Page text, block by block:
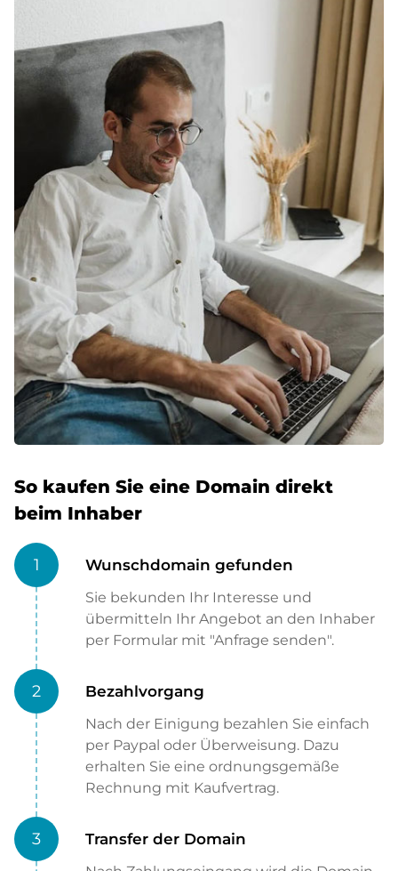
So kaufen Sie eine Domain direkt
beim Inhaber
1 Wunschdomain gefunden
Sie bekunden Ihr Interesse und
übermitteln Ihr Angebot an den Inhaber
per Formular mit "Anfrage senden".
2 Bezahlvorgang
Nach der Einigung bezahlen Sie einfach
per Paypal oder Überweisung. Dazu
erhalten Sie eine ordnungsgemäße
Rechnung mit Kaufvertrag.
3 Transfer der Domain